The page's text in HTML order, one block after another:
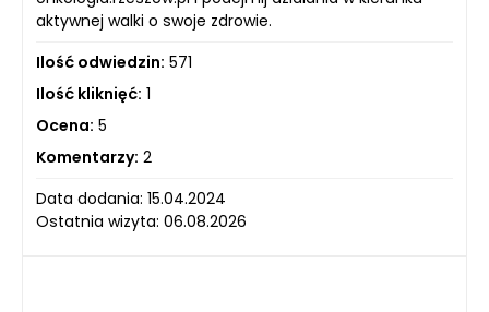
aktywnej walki o swoje zdrowie.
Ilość odwiedzin: 571
Ilość kliknięć: 1
Ocena: 5
Komentarzy: 2
Data dodania: 15.04.2024
Ostatnia wizyta: 06.08.2026